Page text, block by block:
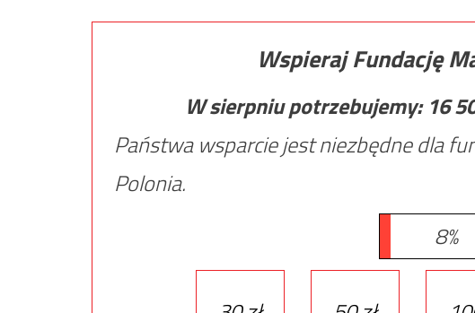
Wspieraj Fundację
W sierpniu potrzebujemy: 16
Państwa wsparcie jest niezbędne dla
Polonia.
8%